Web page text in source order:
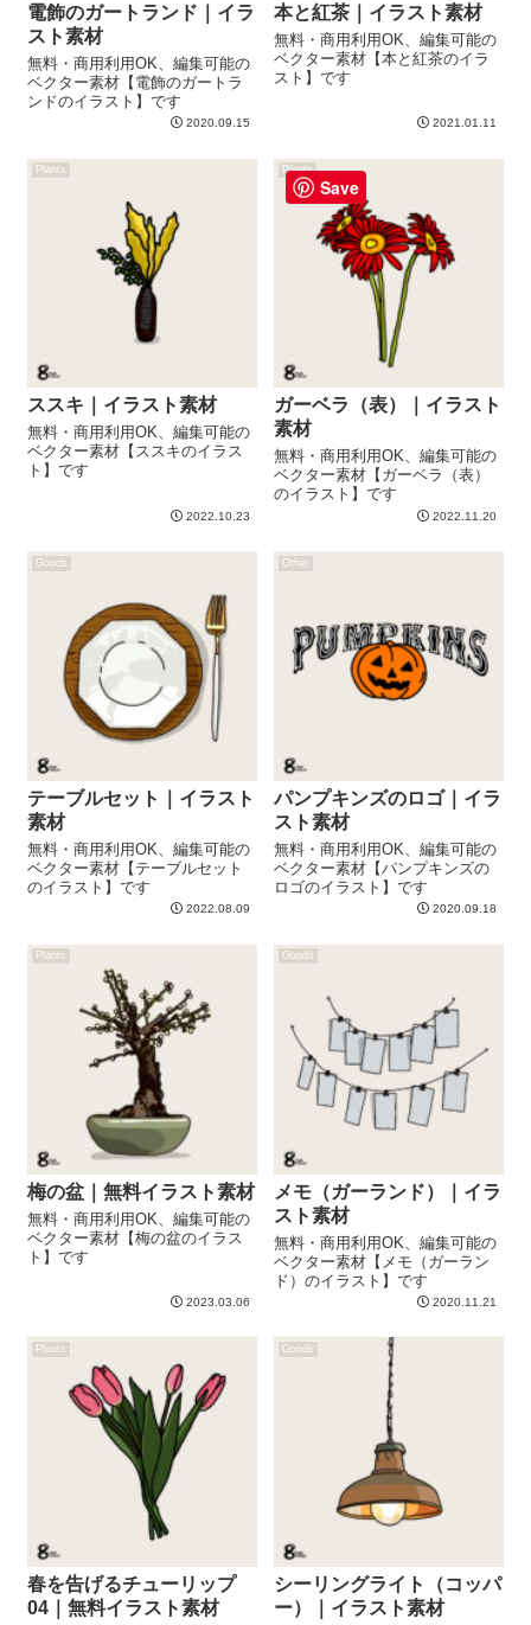
電飾のガートランド｜イラ
スト素材
無料・商用利用OK、編集可能の
ベクター素材【電飾のガートラ
ンドのイラスト】です
2020.09.15
本と紅茶｜イラスト素材
無料・商用利用OK、編集可能の
ベクター素材【本と紅茶のイラ
スト】です
2021.01.11
Plants
ススキ｜イラスト素材
無料・商用利用OK、編集可能の
ベクター素材【ススキのイラス
ト】です
2022.10.23
Plants
ガーベラ（表）｜イラスト
素材
無料・商用利用OK、編集可能の
ベクター素材【ガーベラ（表）
のイラスト】です
2022.11.20
Goods
テーブルセット｜イラスト
素材
無料・商用利用OK、編集可能の
ベクター素材【テーブルセット
のイラスト】です
2022.08.09
Other
パンプキンズのロゴ｜イラ
スト素材
無料・商用利用OK、編集可能の
ベクター素材【パンプキンズの
ロゴのイラスト】です
2020.09.18
Plants
梅の盆｜無料イラスト素材
無料・商用利用OK、編集可能の
ベクター素材【梅の盆のイラス
ト】です
2023.03.06
Goods
メモ（ガーランド）｜イラ
スト素材
無料・商用利用OK、編集可能の
ベクター素材【メモ（ガーラン
ド）のイラスト】です
2020.11.21
Plants
春を告げるチューリップ
04｜無料イラスト素材
Goods
シーリングライト（コッパ
ー）｜イラスト素材
Save